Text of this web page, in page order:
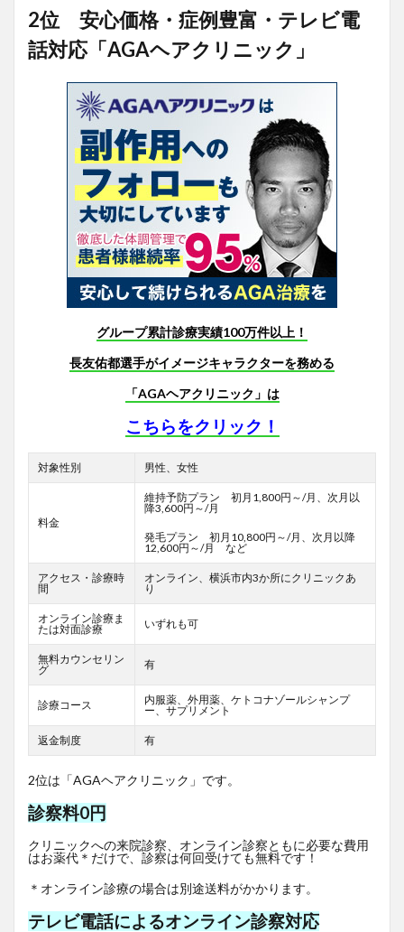
2位 安心価格・症例豊富・テレビ電
話対応「AGAヘアクリニック」
グループ累計診療実績100万件以上！
長友佑都選手がイメージキャラクターを務める
「AGAヘアクリニック」は
こちらをクリック！
対象性別 男性、女性
料金
維持予防プラン 初月1,800円～/月、次月以
降3,600円～/月
発毛プラン 初月10,800円～/月、次月以降
12,600円～/月 など
アクセス・診療時
間
オンライン、横浜市内3か所にクリニックあ
り
オンライン診療ま
たは対面診療
いずれも可
無料カウンセリン
グ
有
診療コース
内服薬、外用薬、ケトコナゾールシャンプ
ー、サプリメント
返金制度 有
2位は「AGAヘアクリニック」です。
診察料0円
クリニックへの来院診察、オンライン診察ともに必要な費用
はお薬代＊だけで、診察は何回受けても無料です！
＊オンライン診療の場合は別途送料がかかります。
テレビ電話によるオンライン診察対応